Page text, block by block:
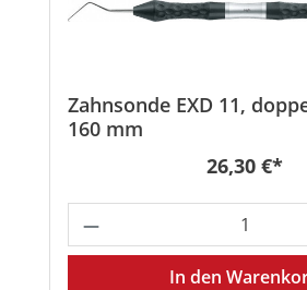
Zahnsonde EXD 11,
160 mm
Regulärer
26,30 €*
Produkt Anzahl:
In den